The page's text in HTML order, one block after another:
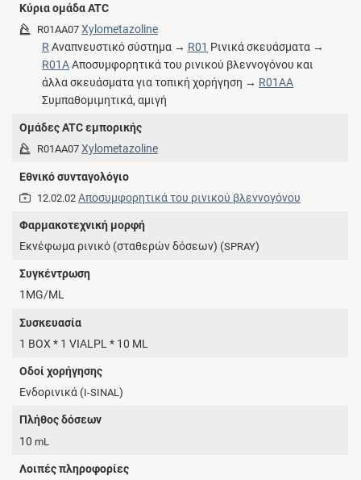
Κύρια ομάδα ATC
R01AA07 Xylometazoline
R Αναπνευστικό σύστημα → R01 Ρινικά σκευάσματα →
R01AΑποσυμφορητικά του ρινικού βλεννογόνου και
άλλα σκευάσματα για τοπική χορήγηση → R01AA
Συμπαθομιμητικά, αμιγή
Ομάδες ATC εμπορικής
R01AA07 Xylometazoline
Εθνικό συνταγολόγιο
12.02.02 Αποσυμφορητικά του ρινικού βλεννογόνου
Φαρμακοτεχνική μορφή
Εκνέφωμα ρινικό (σταθερών δόσεων) (SPRAY)
Συγκέντρωση
1MG/ML
Συσκευασία
1 BOX * 1 VIALPL * 10 ML
Οδοί χορήγησης
Ενδορινικά (I-SINAL)
Πλήθος δόσεων
10mL
Λοιπές πληροφορίες